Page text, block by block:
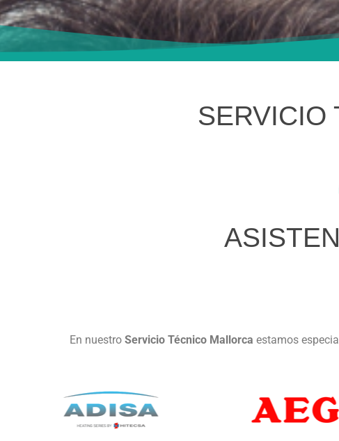
SERVICIO
En nuestro Servicio Técnico Mallorca estamos